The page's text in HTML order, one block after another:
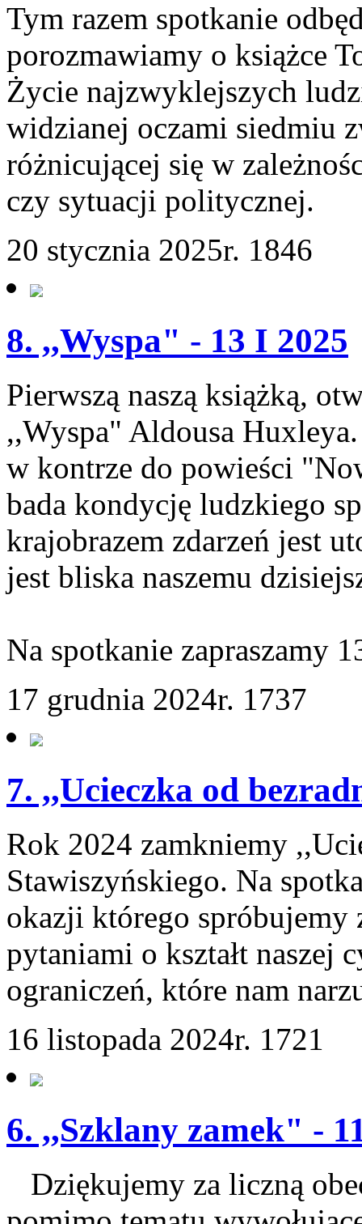
Tym razem spotkanie
porozmawiamy o książce
Życie najzwyklejszych
widzianej oczami siedmiu
różnicującej się w
czy sytuacji politycznej.
20 stycznia 2025r. 1846
8. ,,Wyspa" - 13 I 2025
Pierwszą naszą książką,
,,Wyspa" Aldousa
w kontrze do powieści
bada kondycję ludzkiego
krajobrazem zdarzeń jest
jest bliska naszemu
Na spotkanie zapraszamy
17 grudnia 2024r. 1737
7. ,,Ucieczka od
Rok 2024 zamkniemy
Stawiszyńskiego. Na
okazji którego
pytaniami o kształt
ograniczeń, które nam
16 listopada 2024r. 1721
6. ,,Szklany zamek" -
Dziękujemy za liczną